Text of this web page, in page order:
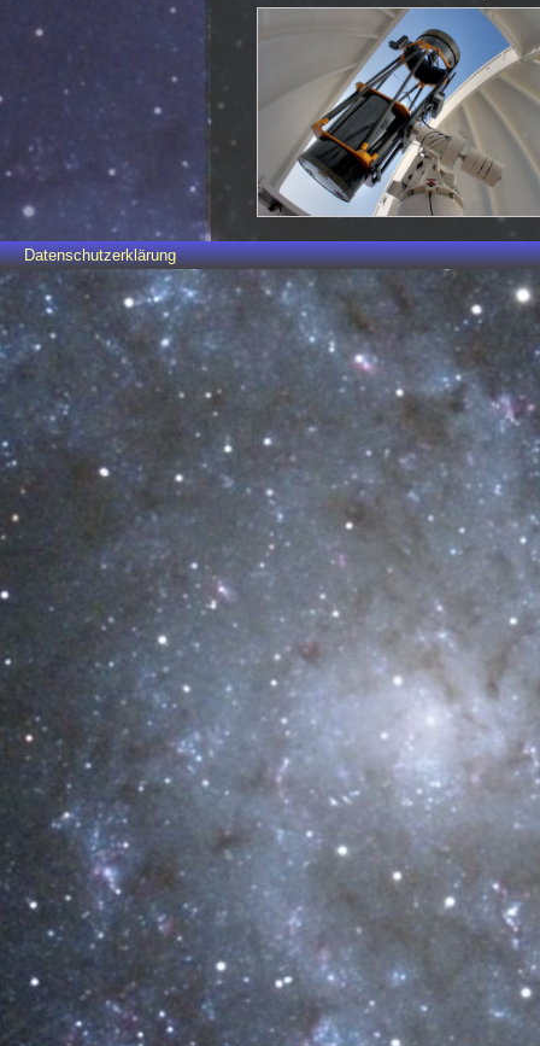
Datenschutzerklärung